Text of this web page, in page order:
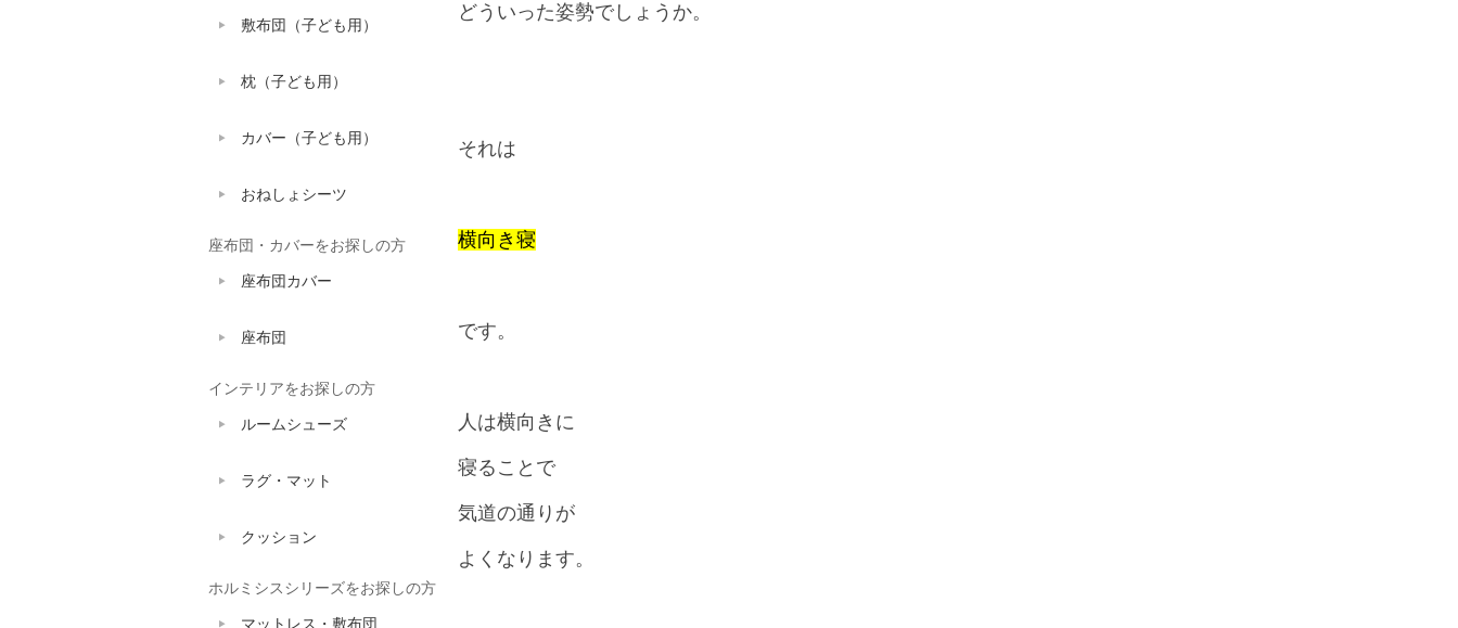
どういった姿勢でしょうか。
それは
横向き寝
です。
人は横向きに
寝ることで
気道の通りが
よくなります。
敷布団（子ども用）
枕（子ども用）
カバー（子ども用）
おねしょシーツ
座布団・カバーをお探しの方
座布団カバー
座布団
インテリアをお探しの方
ルームシューズ
ラグ・マット
クッション
ホルミシスシリーズをお探しの方
マットレス・敷布団